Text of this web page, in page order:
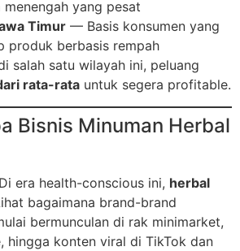
yang pesat
Timur — Basis konsumen yang
produk berbasis rempah
salah satu wilayah ini, peluang
rata-rata untuk segera profitable.
Bisnis Minuman Herbal
era health-conscious ini, herbal
bagaimana brand-brand
bermunculan di rak minimarket,
hingga konten viral di TikTok dan